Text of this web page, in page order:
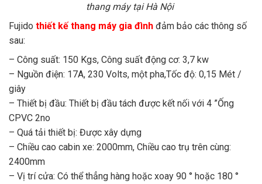
thang máy tại Hà Nội
Fujido thiết kế thang máy gia đình đảm bảo các thông số
sau:
– Công suất: 150 Kgs, Công suất động cơ: 3,7 kw
– Nguồn điện: 17A, 230 Volts, một pha,Tốc độ: 0,15 Mét /
giây
– Thiết bị đầu: Thiết bị đầu tách được kết nối với 4 ”Ống
CPVC 2no
– Quá tải thiết bị: Được xây dựng
– Chiều cao cabin xe: 2000mm, Chiều cao trụ trên cùng:
2400mm
– Vị trí cửa: Có thể thẳng hàng hoặc xoay 90 ° hoặc 180 °